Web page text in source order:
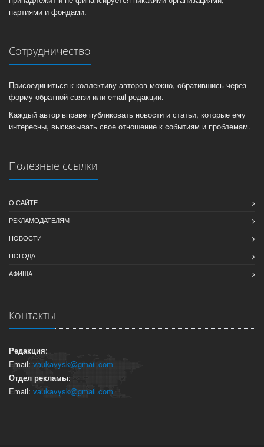
партиями и фондами.
Сотрудничество
Присоединиться к коллективу авторов можно, обратившись через
форму обратной связи или email редакции.
Каждый автор вправе публиковать новости и статьи, которые ему
интересны, высказывать свое отношение к событиям и проблемам.
Полезные ссылки
О САЙТЕ
РЕКЛАМОДАТЕЛЯМ
НОВОСТИ
ПОГОДА
АФИША
Контакты
Редакция:
Email: vaukavysk@gmail.com
Отдел рекламы:
Email: vaukavysk@gmail.com